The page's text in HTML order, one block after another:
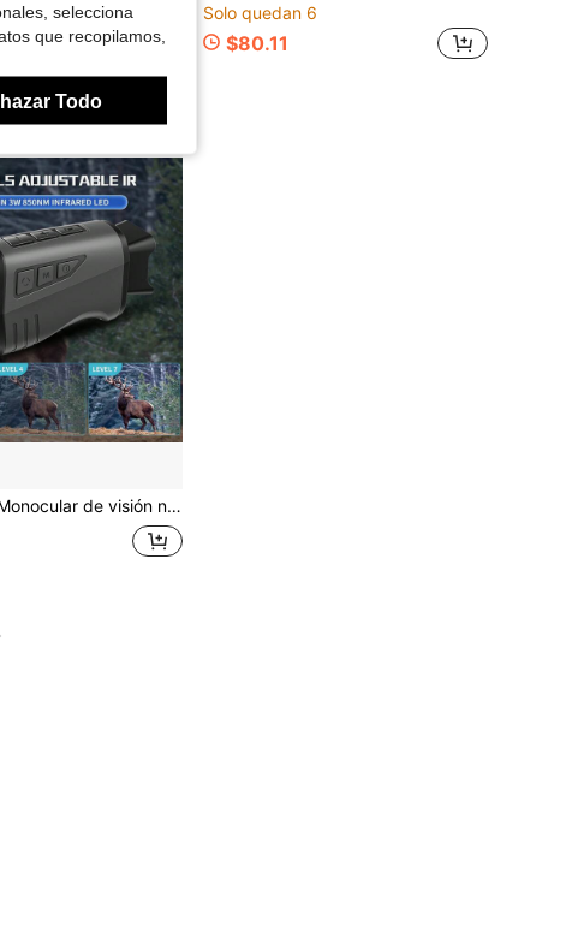
Solo quedan 6
$80.11
de visión nocturna KLZO-ABS con tarjeta de 32 GB y carga USB-C: visión nocturna IR de 10x y 40 mm, zoom digital de 16x, pantalla HD de 1,54 pulgadas. Ideal para caza, acampada, observación de fauna, vigilancia y fotografía de aventura. Diseño elegante y portátil.
selecciona
que recopilamos,
Todo